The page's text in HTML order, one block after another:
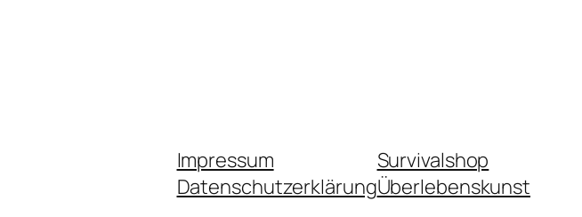
Impressum
Datenschutzerklärung
Survivalshop
Überlebenskunst